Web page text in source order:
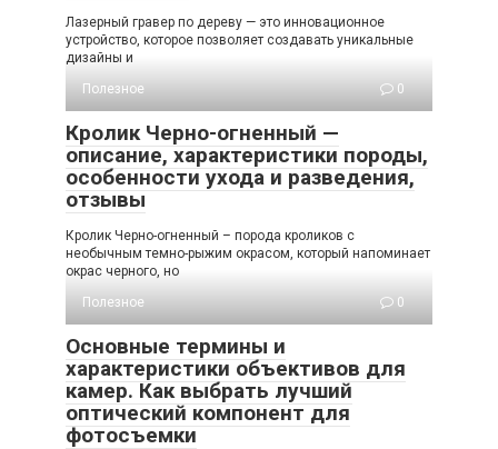
Лазерный гравер по дереву — это инновационное
устройство, которое позволяет создавать уникальные
дизайны и
Полезное
0
Кролик Черно-огненный —
описание, характеристики породы,
особенности ухода и разведения,
отзывы
Кролик Черно-огненный – порода кроликов с
необычным темно-рыжим окрасом, который напоминает
окрас черного, но
Полезное
0
Основные термины и
характеристики объективов для
камер. Как выбрать лучший
оптический компонент для
фотосъемки